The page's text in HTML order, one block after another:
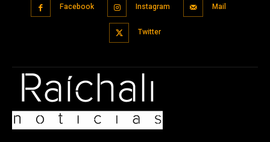
Facebook Instagram Mail
Twitter